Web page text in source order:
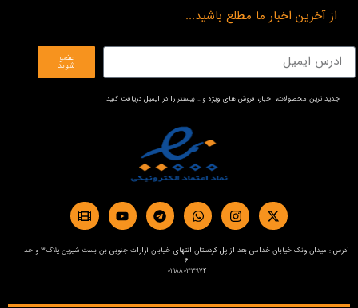
از آخرین اخبار ما مطلع باشید...
عضو
شوید
جدید ترین محصولات، اخبار، فروش های ویژه و… بیستتر را در ایمیل دریافت کنید
آدرس : میدان ونک خیابان خدامی بعد از پل کردستان انتهای خیابان آرارات جنوبی بن بست شیرین پلاک3 واحد
6
02188033974